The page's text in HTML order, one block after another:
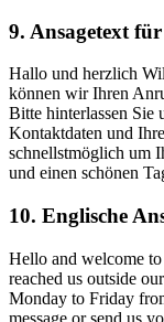
9. Ansagetext
Hallo und herzlich
können wir Ihren
Bitte hinterlassen Sie
Kontaktdaten und
schnellstmöglich um
und einen schönen
10. Englische
Hello and welcome
reached us outside
Monday to Friday
message or send us